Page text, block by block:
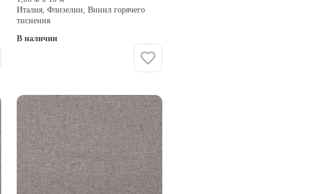
Италия, Флизелин, Винил горячего
тиснения
В наличии